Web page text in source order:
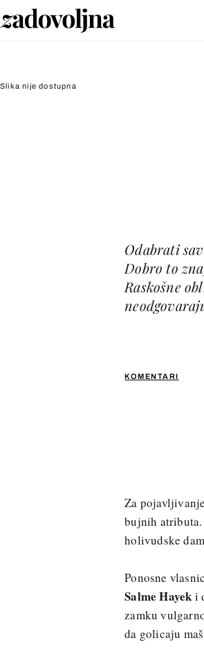
Slika nije dostupna
KOMENTARI
Odabrati
Dobro to
Raskošne
Za
bujnih
holivudske
Ponosne
Salme Hayeki
zamku
da golicaju